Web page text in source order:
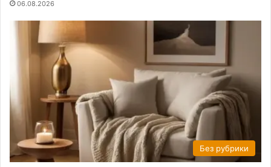
06.08.2026
Без рубрики